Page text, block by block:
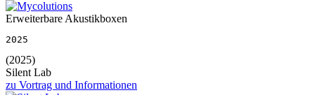
Erweiterbare Akustikboxen
2025
(2025)
Silent Lab
zu Vortrag und Informationen